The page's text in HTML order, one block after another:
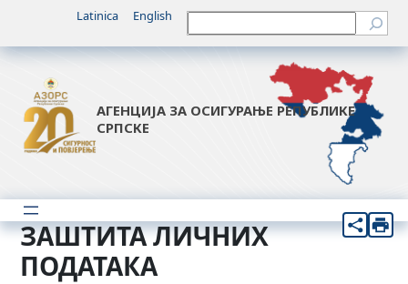
садржај
Latinica English Претрага
АГЕНЦИЈА ЗА ОСИГУРАЊЕ РЕПУБЛИКЕ
СРПСКЕ
ЗАШТИТА ЛИЧНИХ
ПОДАТАКА